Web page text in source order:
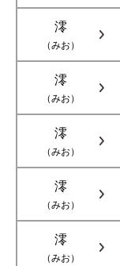
澪
（みお）
澪
（みお）
澪
（みお）
澪
（みお）
澪
（みお）